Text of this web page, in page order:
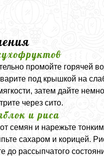
промойте горячей
под крышкой на
затем дайте
через сито.
и риса
семян и нарежьте
сахаром и корицей.
до рассыпчатого